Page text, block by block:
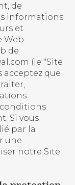
de
informations
et
Web
de
(le "Site
acceptez que
Si vous
par la
une
notre Site